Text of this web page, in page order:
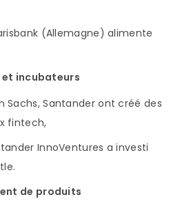
(Allemagne) alimente
incubateurs
Sachs, Santander ont créé des
fintech,
InnoVentures a investi
de produits